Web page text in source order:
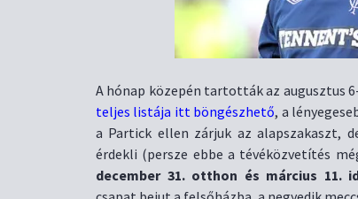
A hónap közepén tartották az augusztus
teljes listája itt böngészhető, a
a Partick ellen zárjuk az alapszakaszt,
érdekli (persze ebbe a tévéközvetítés
december 31. otthon és március 11.